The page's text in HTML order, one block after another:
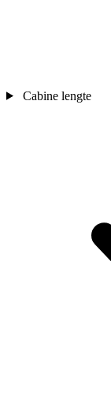
Cabine lengte